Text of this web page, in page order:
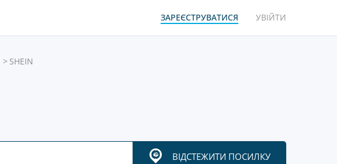
ЗАРЕЄСТРУВАТИСЯ УВІЙТИ
SHEIN
ВІДСТЕЖИТИ ПОСИЛКУ